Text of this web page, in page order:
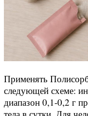
Применять
следующей схеме:
диапазон 0,1-0,2 г